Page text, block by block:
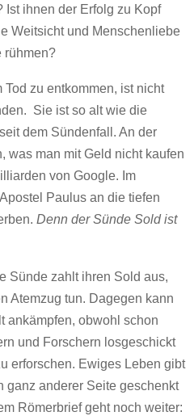
Ist ihnen der Erfolg zu Kopf
Weitsicht und Menschenliebe
rühmen?
zu entkommen, ist nicht
Sie ist so alt wie die
dem Sündenfall. An der
was man mit Geld nicht kaufen
von Google. Im
Paulus an die tiefen
Denn der Sünde Sold ist
Sünde zahlt ihren Sold aus,
Atemzug tun. Dagegen kann
ankämpfen, obwohl schon
und Forschern losgeschickt
erforschen. Ewiges Leben gibt
ganz anderer Seite geschenkt
Römerbrief geht noch weiter: